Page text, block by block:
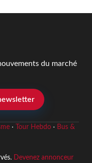
du marché
· Tour Hebdo· Bus &
Devenez annonceur